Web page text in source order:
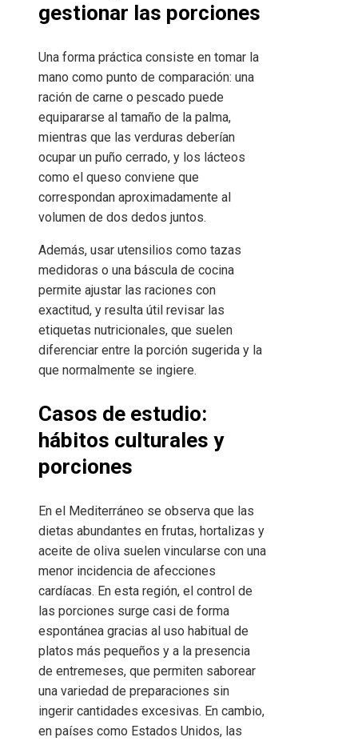
gestionar las porciones
Una forma práctica consiste en tomar la
mano como punto de comparación: una
ración de carne o pescado puede
equipararse al tamaño de la palma,
mientras que las verduras deberían
ocupar un puño cerrado, y los lácteos
como el queso conviene que
correspondan aproximadamente al
volumen de dos dedos juntos.
Además, usar utensilios como tazas
medidoras o una báscula de cocina
permite ajustar las raciones con
exactitud, y resulta útil revisar las
etiquetas nutricionales, que suelen
diferenciar entre la porción sugerida y la
que normalmente se ingiere.
Casos de estudio:
hábitos culturales y
porciones
En el Mediterráneo se observa que las
dietas abundantes en frutas, hortalizas y
aceite de oliva suelen vincularse con una
menor incidencia de afecciones
cardíacas. En esta región, el control de
las porciones surge casi de forma
espontánea gracias al uso habitual de
platos más pequeños y a la presencia
de entremeses, que permiten saborear
una variedad de preparaciones sin
ingerir cantidades excesivas. En cambio,
en países como Estados Unidos, las